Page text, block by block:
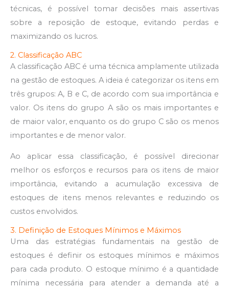
técnicas, é possível tomar decisões mais assertivas
sobre a reposição de estoque, evitando perdas e
maximizando os lucros.
2. Classificação ABC
A classificação ABC é uma técnica amplamente utilizada
na gestão de estoques. A ideia é categorizar os itens em
três grupos: A, B e C, de acordo com sua importância e
valor. Os itens do grupo A são os mais importantes e
de maior valor, enquanto os do grupo C são os menos
importantes e de menor valor.
Ao aplicar essa classificação, é possível direcionar
melhor os esforços e recursos para os itens de maior
importância, evitando a acumulação excessiva de
estoques de itens menos relevantes e reduzindo os
custos envolvidos.
3. Definição de Estoques Mínimos e Máximos
Uma das estratégias fundamentais na gestão de
estoques é definir os estoques mínimos e máximos
para cada produto. O estoque mínimo é a quantidade
mínima necessária para atender a demanda até a